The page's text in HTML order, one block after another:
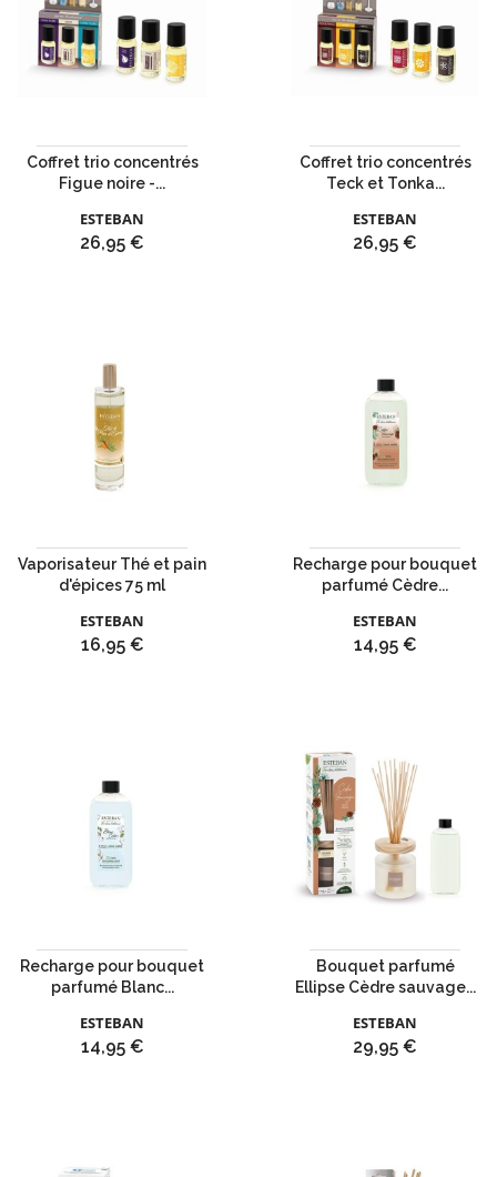
Coffret trio concentrés
Figue noire -...
ESTEBAN
Prix
26,95 €
Coffret trio concentrés
Teck et Tonka...
ESTEBAN
Prix
26,95 €
Vaporisateur Thé et pain
d'épices 75 ml
ESTEBAN
Prix
16,95 €
Recharge pour bouquet
parfumé Cèdre...
ESTEBAN
Prix
14,95 €
Recharge pour bouquet
parfumé Blanc...
ESTEBAN
Prix
14,95 €
Bouquet parfumé
Ellipse Cèdre sauvage...
ESTEBAN
Prix
29,95 €